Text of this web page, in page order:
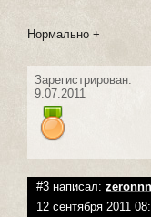
Нормально +
Зарегистрирован:
9.07.2011
#3 написал: zeronnn
12 сентября 2011